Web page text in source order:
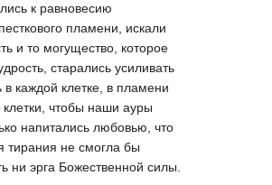
к равновесию
пламени, искали
и то могущество, которое
старались усиливать
в каждой клетке, в пламени
клетки, чтобы наши ауры
напитались любовью, что
тирания не смогла бы
ни эрга Божественной силы.